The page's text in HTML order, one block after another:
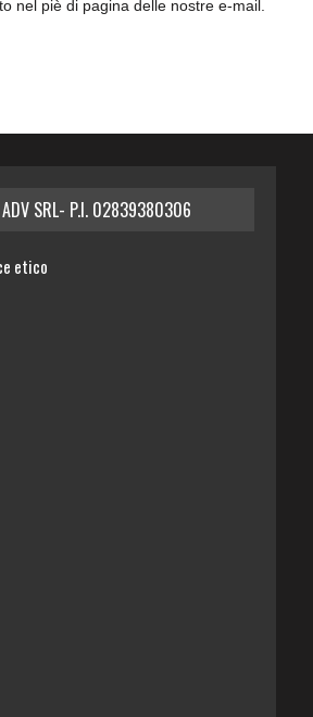
nel piè di pagina delle nostre e-mail.
ADV SRL- P.I. 02839380306
etico